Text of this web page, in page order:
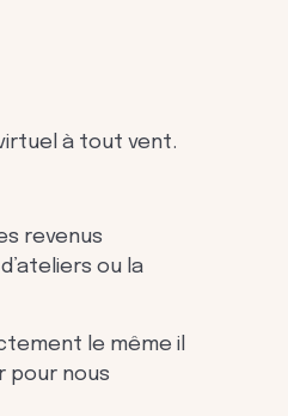
à tout vent.
revenus
ou la
le même il
pour nous